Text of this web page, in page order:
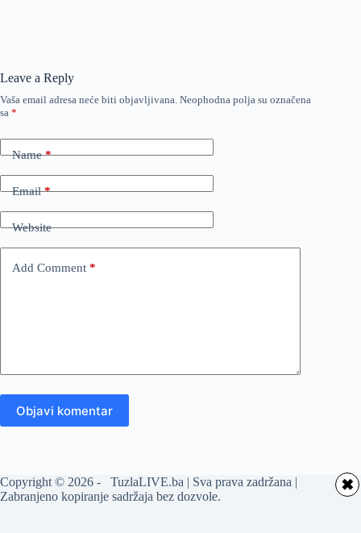
Leave a Reply
Vaša email adresa neće biti objavljivana. Neophodna polja su označena
sa *
Name*
Email*
Website
Add Comment *
Objavi komentar
Copyright © 2026 - TuzlaLIVE.ba | Sva prava zadržana |
Zabranjeno kopiranje sadržaja bez dozvole.
✖